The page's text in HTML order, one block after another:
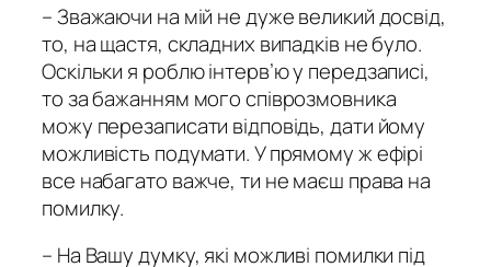
– Зважаючи на мій не дуже великий досвід,
то, на щастя, складних випадків не було.
Оскільки я роблю інтерв’ю у передзаписі,
то за бажанням мого співрозмовника
можу перезаписати відповідь, дати йому
можливість подумати. У прямому ж ефірі
все набагато важче, ти не маєш права на
помилку.
– На Вашу думку, які можливі помилки під